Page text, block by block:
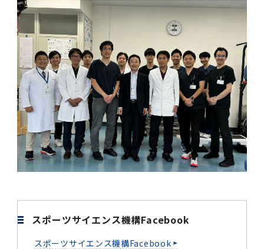
建物沿革
歴代校長及び学長
学生歌
ブランド
教育について
研究について
医療について
東京医科歯科大学の誓い
世界大学ランキング
キャンパスマップ
運営組織トップ
大学組織一覧
学長・役員
副学長
理事･監事
役員会
教育研究評議会
広報誌・刊行物
広報誌・刊行物トップ
大学紹介動画
大学紹介動画トップ
大学紹介動画
キャンパスライフ編
多職種連携教育編
大学概要（冊子）
統合報告書
広報誌
広報誌「Bloom! 医科歯科大」
写真で綴る 東京医科歯科大学
大学の計画と評価
大学の計画と評価トップ
大学評価の制度について
大学評価の制度についてトップ
概説
２．大学認証評価
1-1．第４期中期目標・中期計画等について【6
年間】
年間】トップ
第１期 中期目標・中期計画等について
第3期】
1-2.年度計画・年度評価等について【第1期～
2．認証評価
四大学連合
四大学連合トップ
四大学連合憲章等
四大学連合憲章等トップ
「大学院学生の教育研究交流」に関する協定書
複合領域コース(四大学共通)
複合領域コースについて
三大学連合（外部サイト）
情報公開・個人情報
情報公開・個人情報トップ
情報公開制度
統合報告書
東京医科歯科大学ＳＤＧｓ推進宣言
男性職員の育児休業等取得推進宣言
ダイバーシティトップ
コンプライアンス・ハラスメント
アドミッション・ポリシー
入試制度
入試制度トップ
学部入試の変更点（予告）
入試データ
これまでの学部入試変更点
学部などについて
学部などについてトップ
ILA国府台
医学部
生体材料工学研究所
学生生活などについて
学生生活などについてトップ
授業料・入学料・検定料
入学料・授業料の免除・徴収猶予について
イベント
イベントトップ
医学部医学科サマープログラム
資料請求
試験問題及び解答例等の公表
大学院入学案内トップ
募集要項
募集要項トップ
医歯学総合研究科
保健衛生学研究科
FAQ
ョイント・ディグリープログラム：JDP）
WEB出願
アドミッション・ポリシー
過去の試験問題・入試データ
TOEFL-ITP試験結果（スコアレポート）の返
大学院入学希望者向け入試説明会
聴講生・科目等履修生および大学院研究生募集
聴講生・科目等履修生および大学院研究生募集
トップ
医学部
歯学部
生体材料工学研究所
大学院研究生
入学に関するお問い合わせ窓口
令和8年度（2026年度）総合知と癒しの次世代
フロントランナー育成プログラム Science
Tokyo Post-SPRING(医歯学系)春募集につい
て
令和7年度（2025年度）「総合知と癒しの次世
代フロントランナー育成プログラム Science
Tokyo SPRING(医歯学系)」対象学生の春募集
について
Call for Applications to Science Tokyo
Post-SPRING（MD）Program for the 2026
(*Spring admission)
Call for Applications to Science Tokyo
令和8年度（2026年度）トップレベルAI研究の
ための共創型エキスパート人材育成プログラム
対象学生（Science Tokyo BOOST（医歯学
系）生）の募集について
令和7年度トップレベルAI研究のための共創型
エキスパート人材育成プログラム対象学生（医
歯学系-BOOST生）の募集について
令和６年度（2024年度）TMDUトップレベル
AI研究のための共創型エキスパート人材育成プ
ログラム 対象学生（TMDU-BOOST生）の募
CS（クリニシャン・サイエンティスト）養成支
援制度トップ
令和８年度（2026年度）CS（クリニシャン・
サイエンティスト）養成支援制度の募集につい
て
Call for Applications for the Clinician
Scientist (CS) Training Support Program
for Academic Year 2026
授業・カリキュラム
授業・カリキュラムトップ
四大学連合･複合領域コース
教育要項（学部シラバス）
履修要項（大学院シラバス）
入学料・授業料・奨学金
入学料・授業料・奨学金トップ
授業料・入学料・検定料
授業料・入学料・検定料トップ
入学料・授業料免除・徴収猶予について
(Admission & Tuition
入学料・授業料免除・徴収猶予について
(Admission & Tuition
入学料・授業料免除・徴収猶予について
奨学金について
留学情報
学生生活サポート
学生生活サポートトップ
アパート等の紹介
各種支援制度
就職・キャリア支援トップ
サークル・学園祭
ポリシー
ポリシートップ
医学部（医学科･保健衛生学科）
歯学部（歯学科･口腔保健学科）
大学院医歯学総合研究科
大学院保健衛生学研究科
医学部（医学科･保健衛生学科）
医学部（医学科･保健衛生学科）トップ
医学科
保健衛生学科 【看護学専攻】
保健衛生学科 【検査技術学専攻】
歯学部（歯学科･口腔保健学科）
歯学部（歯学科･口腔保健学科）トップ
歯学科
口腔保健学科【口腔保健衛生学専攻】
大学院医歯学総合研究科
大学院医歯学総合研究科トップ
修士課程 医歯理工保健学専攻
学（MMA）コース】
大学院保健衛生学研究科
大学院保健衛生学研究科トップ
博士課程共同災害看護学専攻
歯学部（歯学科･口腔保健学科）
教養部
教養部トップ
公開講座・公開シンポジウム・講演会等のお知
らせ
ILA国府台担当教員一覧
大学院医歯学総合研究科
大学院医歯学総合研究科トップ
修士課程 医歯理工保健学専攻
修士課程 医歯理工保健学専攻トップ
分野構成
修士課程 医歯理工保健学専攻 グローバルヘル
スリーダー養成 (MPH) コース
大学院保健衛生学研究科
大学院保健衛生学研究科トップ
組織
寄附講座・寄附部門一覧
生体材料工学研究所
歯科（歯系診療部門）
外部資金
外部資金トップ
研究費獲得支援
産学官連携
e-Rad 府省共通研究開発管理システム(外部サ
イト)
研究助成金
研究手続き
研究手続きトップ
倫理審査申請システム
利益相反申告システム(学外利用時VPN必要)
実験計画書のWeb申請システム(学外利用時
VPN必要)
研究活動
研究活動トップ
研究情報データベース
研究テーマ検索
research map
研究組織
研究組織トップ
重点研究領域
統合研究機構・統合イノベーション推進機構
取り組み・規制
研究不正の防止
研究不正等の公表について
事務部トップ
各種お問い合わせ先(事務部)
大学基金
受験生 在学生
卒業生
企業・研究者・一般の方
病院をご利用の方
アクセス 学内サイト
スポーツサイエンス機構Facebook
スポーツサイエンス機構Facebook